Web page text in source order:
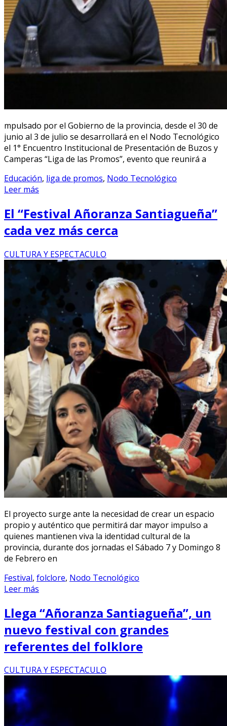
mpulsado por el Gobierno de la provincia, desde el 30 de
junio al 3 de julio se desarrollará en el Nodo Tecnológico
el 1° Encuentro Institucional de Presentación de Buzos y
Camperas “Liga de las Promos”, evento que reunirá a
Educación, liga de promos, Nodo Tecnológico
Leer más
El “Festival Añoranza Santiagueña”
cada vez más cerca
CULTURA Y ESPECTACULO
El proyecto surge ante la necesidad de crear un espacio
propio y auténtico que permitirá dar mayor impulso a
quienes mantienen viva la identidad cultural de la
provincia, durante dos jornadas el Sábado 7 y Domingo 8
de Febrero en
Festival, folclore, Nodo Tecnológico
Leer más
Llega “Añoranza Santiagueña”, un
nuevo festival con grandes
referentes del folklore
CULTURA Y ESPECTACULO